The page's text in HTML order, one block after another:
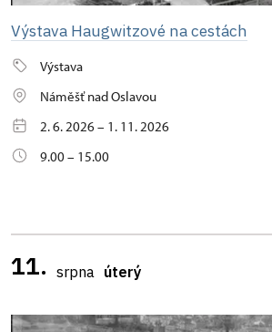
Výstava Haugwitzové na cestách
Výstava
Náměšť nad Oslavou
2. 6. 2026 – 1. 11. 2026
9.00 – 15.00
11. srpna úterý